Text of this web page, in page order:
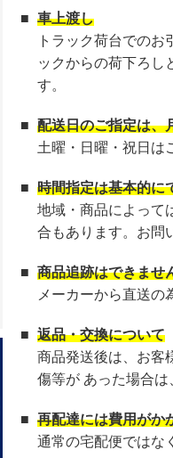
■ 車上渡し
トラック荷台での
ックからの荷下ろし
す。
■ 配送日のご指定は、
土曜・日曜・祝日は
■ 時間指定は基本的に
地域・商品によって
合もあります。お問
■ 商品追跡はできませ
メーカーから直送の
■ 返品・交換について
商品発送後は、お客
傷等が あった場合は
■ 再配達には費用がか
通常の宅配便ではな